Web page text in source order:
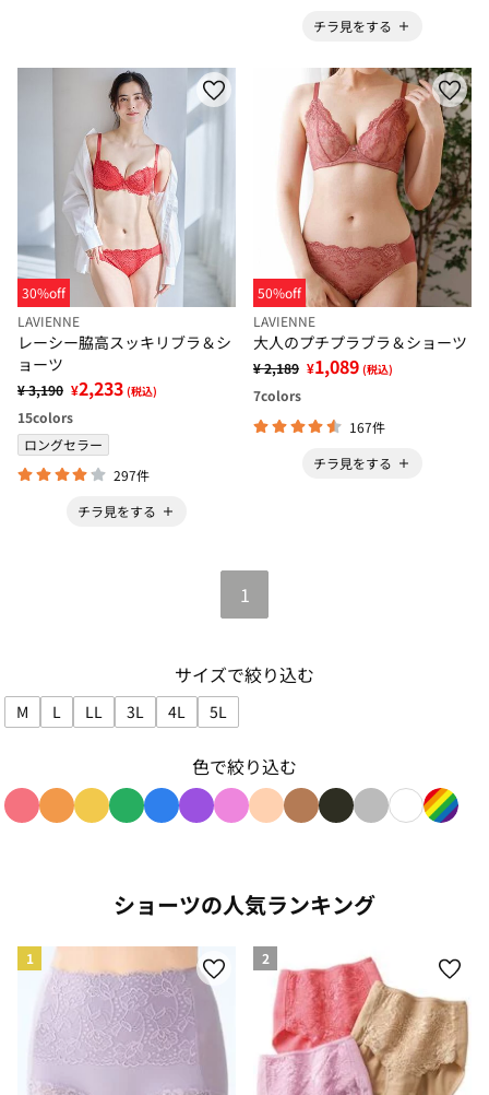
チラ見をする
30%off
LAVIENNE
レーシー脇高スッキリブラ＆シ
ョーツ
¥ 3,190 ¥2,233 (税込)
15colors
ロングセラー
297件
チラ見をする
50%off
LAVIENNE
大人のプチプラブラ＆ショーツ
¥ 2,189 ¥1,089 (税込)
7colors
167件
チラ見をする
1
サイズで絞り込む
M
サイズで絞り込み: M
L
サイズで絞り込み: L
LL
サイズで絞り込み: LL
3L
サイズで絞り込み: 3L
4L
サイズで絞り込み: 4L
5L
サイズで絞り込み: 5L
色で絞り込む
ショーツの人気ランキング
1 2